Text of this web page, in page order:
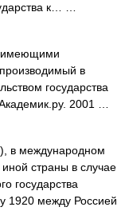
к… …
имеющими
в
государства
2001 …
в международном
страны в случае
государства
1920 между Россией